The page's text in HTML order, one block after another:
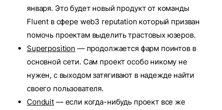
января. Это будет новый продукт от команды
Fluent в сфере web3 reputation который призван
помочь проектам выделить трастовых юзеров.
Superposition — продолжается фарм поинтов в
основной сети. Сам проект особо никому не
нужен, с выходом затягивают в надежде найти
своего пользователя.
Conduit— если когда-нибудь проект все же